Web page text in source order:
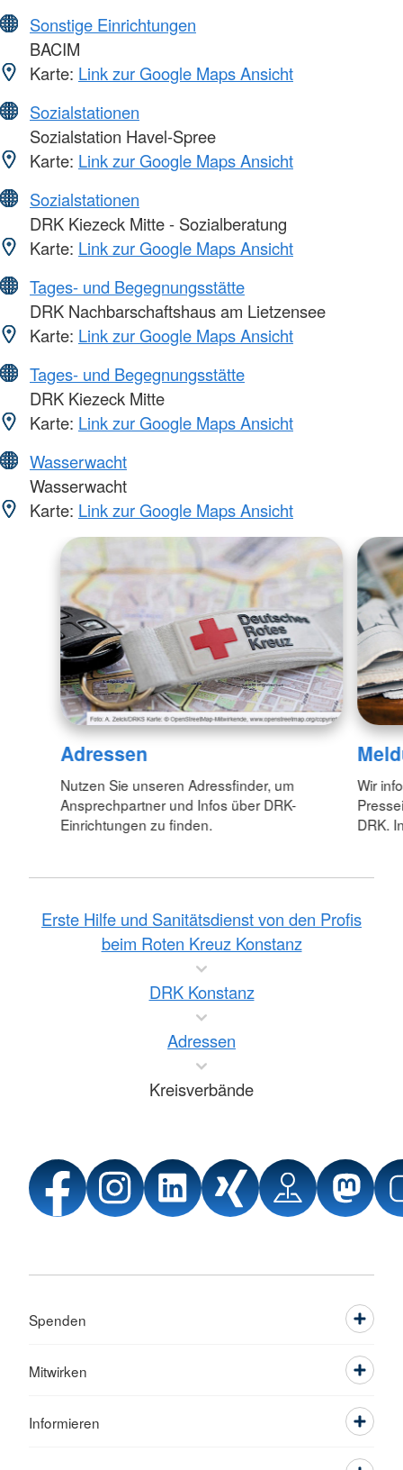
Sonstige Einrichtungen
BACIM
Karte: Link zur Google Maps Ansicht
Sozialstationen
Sozialstation Havel-Spree
Karte: Link zur Google Maps Ansicht
Sozialstationen
DRK Kiezeck Mitte - Sozialberatung
Karte: Link zur Google Maps Ansicht
Tages- und Begegnungsstätte
DRK Nachbarschaftshaus am Lietzensee
Karte: Link zur Google Maps Ansicht
Tages- und Begegnungsstätte
DRK Kiezeck Mitte
Karte: Link zur Google Maps Ansicht
Wasserwacht
Wasserwacht
Karte: Link zur Google Maps Ansicht
Adressen
Nutzen Sie unseren Adressfinder, um
Ansprechpartner und Infos über DRK-
Einrichtungen zu finden.
Wir
DRK.
Erste Hilfe und Sanitätsdienst von den Profis
beim Roten Kreuz Konstanz
DRK Konstanz
Adressen
Kreisverbände
Spenden
Mitwirken
Informieren